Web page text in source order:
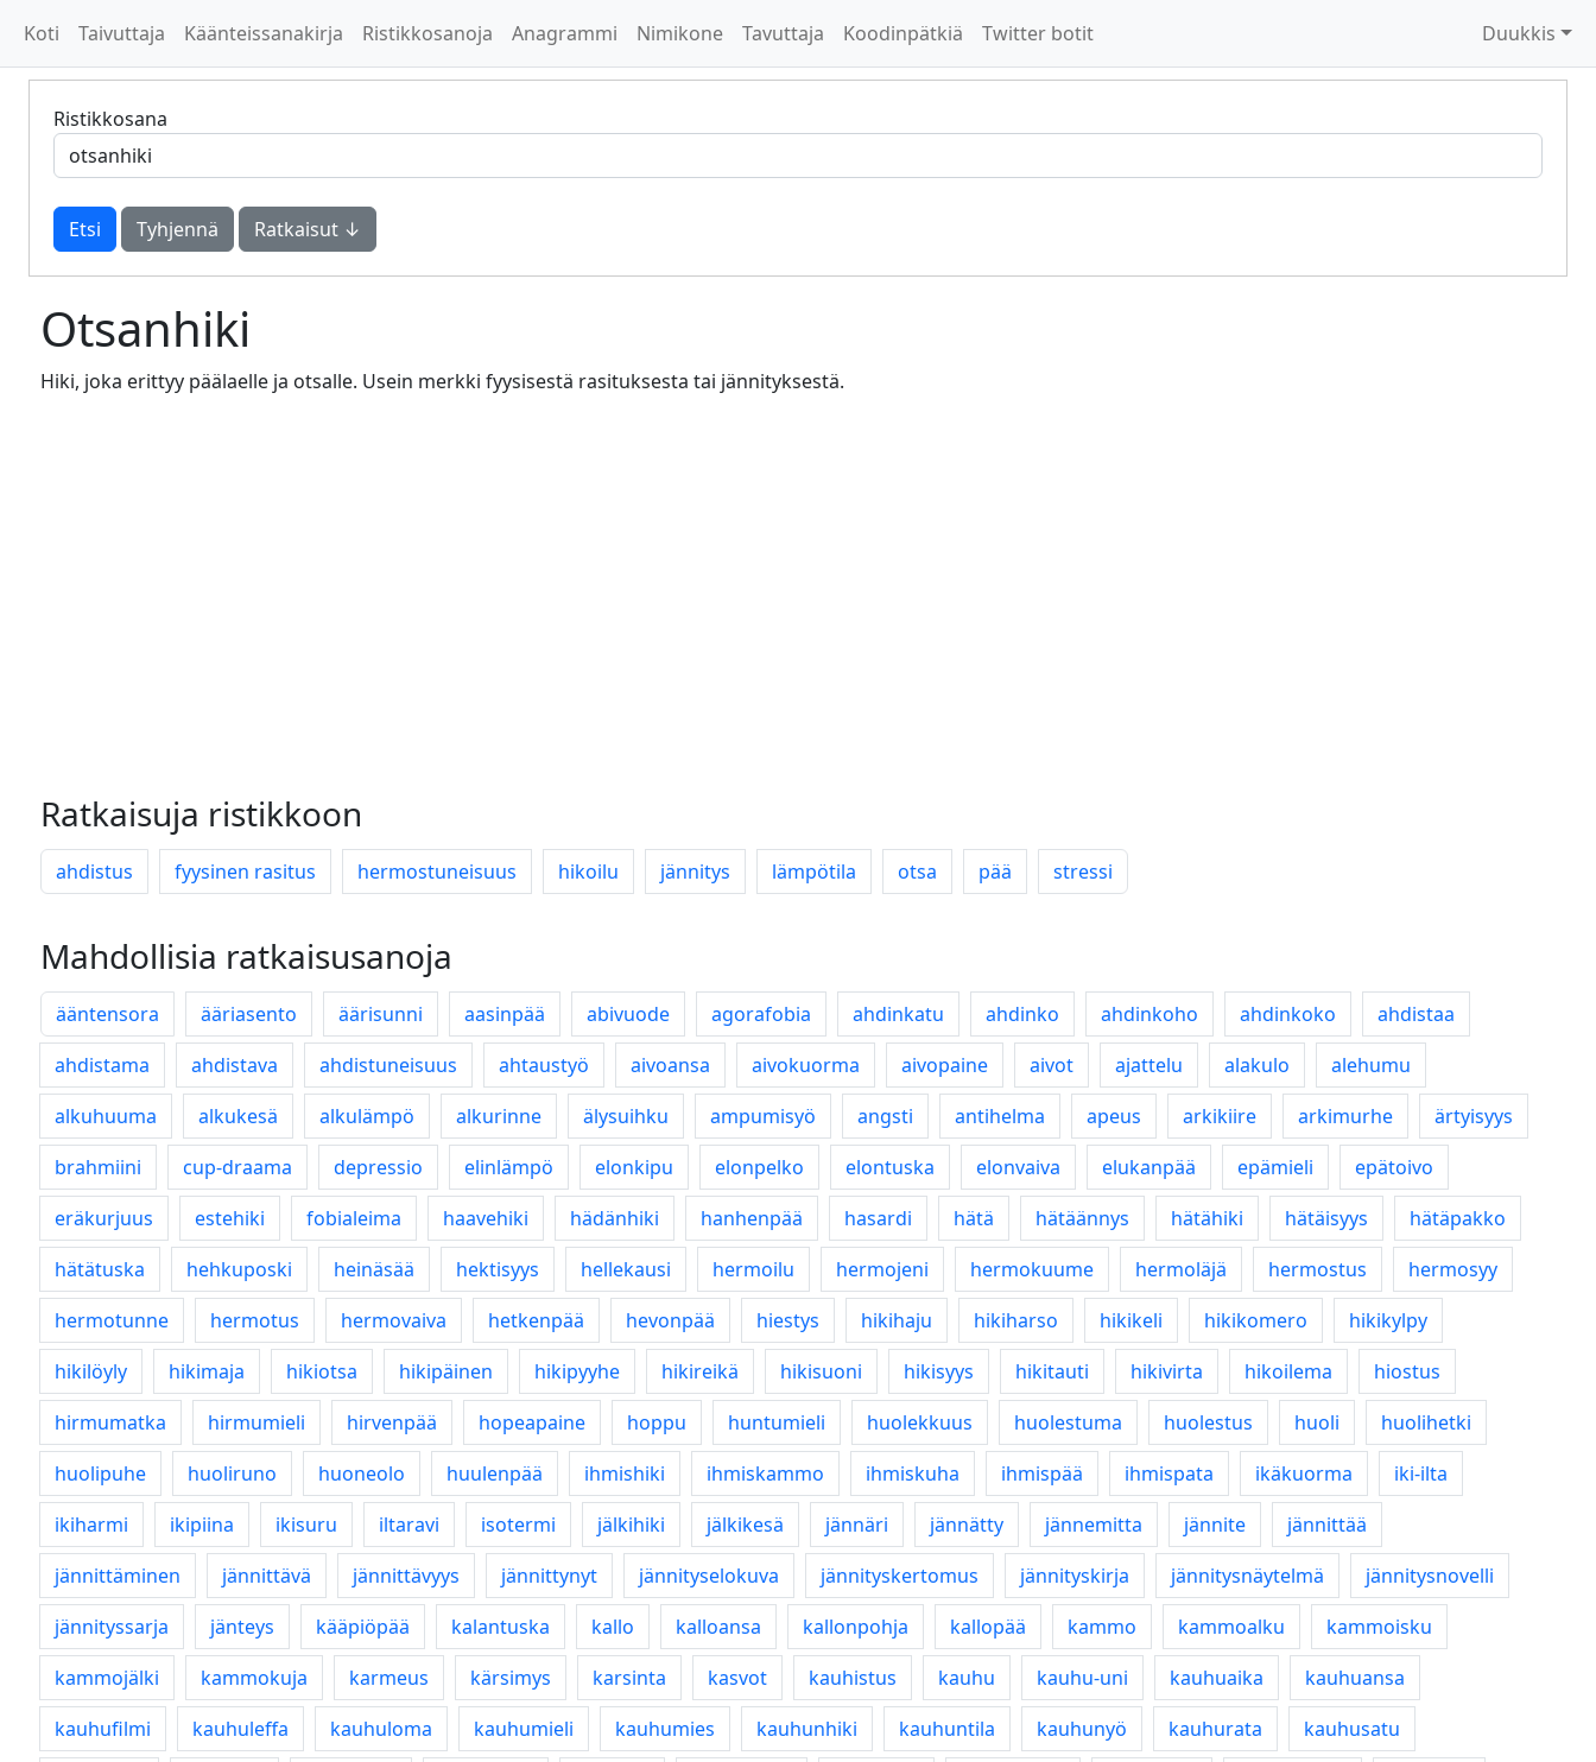
Koti Taivuttaja Käänteissanakirja Ristikkosanoja Anagrammi Nimikone Tavuttaja Koodinpätkiä Twitter botit Duukkis
Ristikkosana
Tyhjennä Ratkaisut ↓
Otsanhiki
Hiki, joka erittyy päälaelle ja otsalle. Usein merkki fyysisestä rasituksesta tai jännityksestä.
Ratkaisuja ristikkoon
ahdistus fyysinen rasitus hermostuneisuus hikoilu jännitys lämpötila otsa pää stressi
Mahdollisia ratkaisusanoja
ääntensora ääriasento äärisunni aasinpää abivuode agorafobia ahdinkatu ahdinko ahdinkoho ahdinkoko
ahdistaa
ahdistama
ahdistava ahdistuneisuus ahtaustyö aivoansa aivokuorma aivopaine aivot ajattelu alakulo
alehumu
alkuhuuma
alkukesä alkulämpö alkurinne älysuihku ampumisyö angsti antihelma apeus arkikiire arkimurhe
ärtyisyys
brahmiini
cup-draama depressio elinlämpö elonkipu elonpelko elontuska elonvaiva elukanpää epämieli
epätoivo
eräkurjuus
estehiki fobialeima haavehiki hädänhiki hanhenpää hasardi hätä hätäännys hätähiki hätäisyys
hätäpakko
hätätuska
hehkuposki heinäsää hektisyys hellekausi hermoilu hermojeni hermokuume hermoläjä hermostus
hermosyy
hermotunne
hermotus hermovaiva hetkenpää hevonpää hiestys hikihaju hikiharso hikikeli hikikomero
hikikylpy
hikilöyly
hikimaja hikiotsa hikipäinen hikipyyhe hikireikä hikisuoni hikisyys hikitauti hikivirta hikoilema
hiostus
hirmumatka
hirmumieli hirvenpää hopeapaine hoppu huntumieli huolekkuus huolestuma huolestus huoli
huolihetki
huolipuhe
huoliruno huoneolo huulenpää ihmishiki ihmiskammo ihmiskuha ihmispää ihmispata ikäkuorma
iki-ilta
ikiharmi
ikipiina ikisuru iltaravi isotermi jälkihiki jälkikesä jännäri jännätty jännemitta jännite
jännittää
jännittäminen
jännittävä jännittävyys jännittynyt jännityselokuva jännityskertomus jännityskirja jännitysnäytelmä
jännitysnovelli
jännityssarja
jänteys kääpiöpää kalantuska kallo kalloansa kallonpohja kallopää kammo kammoalku
kammoisku
kammojälki
kammokuja karmeus kärsimys karsinta kasvot kauhistus kauhu kauhu-uni kauhuaika
kauhuansa
kauhufilmi
kauhuleffa kauhuloma kauhumieli kauhumies kauhunhiki kauhuntila kauhunyö kauhurata
kauhusatu